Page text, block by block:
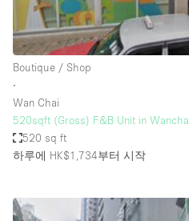
Fair / Festival
Hall
Lobby Space
Mansion / House
Meeting Space
Other
Boutique / Shop
∙
Wan Chai
520sqft (Gross) F&B Unit in
520 sq ft
하루에 HK$1,734부터 시작